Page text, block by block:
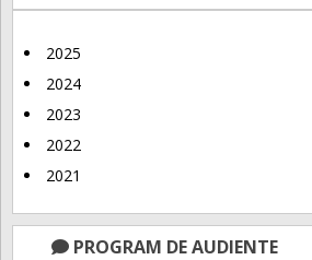
2025
2024
2023
2022
2021
PROGRAM DE AUDIENTE